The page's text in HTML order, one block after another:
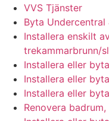
VVS Tjänster
Byta Undercentral
Installera enskilt
trekammarbrunn/
Installera eller
Installera eller
Installera eller
Renovera